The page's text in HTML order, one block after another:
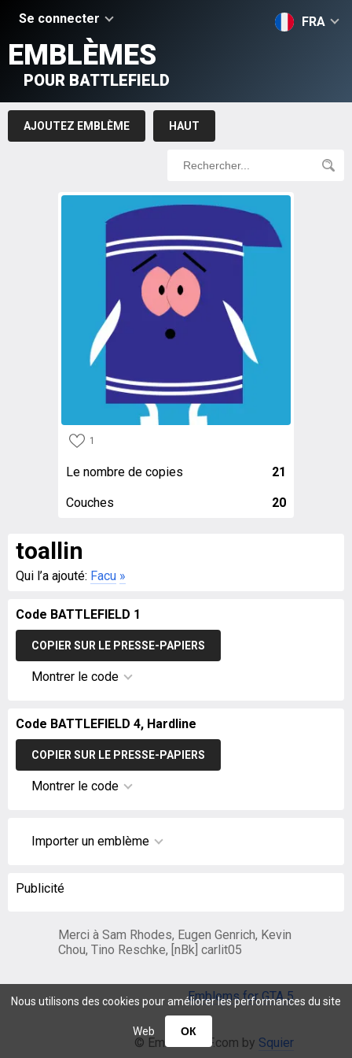
Nous utilisons des cookies pour améliorer les performances du site
Web ОК
Se connecter FRA
EMBLÈMES
POUR BATTLEFIELD
AJOUTEZ EMBLÈME HAUT
1
Le nombre de copies 21
Couches 20
toallin
Qui l’a ajouté: Facu »
Code BATTLEFIELD 1
COPIER SUR LE PRESSE-PAPIERS
Montrer le code
Code BATTLEFIELD 4, Hardline
COPIER SUR LE PRESSE-PAPIERS
Montrer le code
Importer un emblème
Publicité
Merci à Sam Rhodes, Eugen Genrich, Kevin
Chou, Tino Reschke, [nBk] carlit05
Emblems for GTA 5
© EmblemsBF.com by Squier